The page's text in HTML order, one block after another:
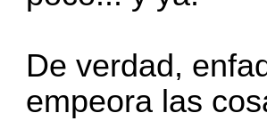
De verdad,
empeora las